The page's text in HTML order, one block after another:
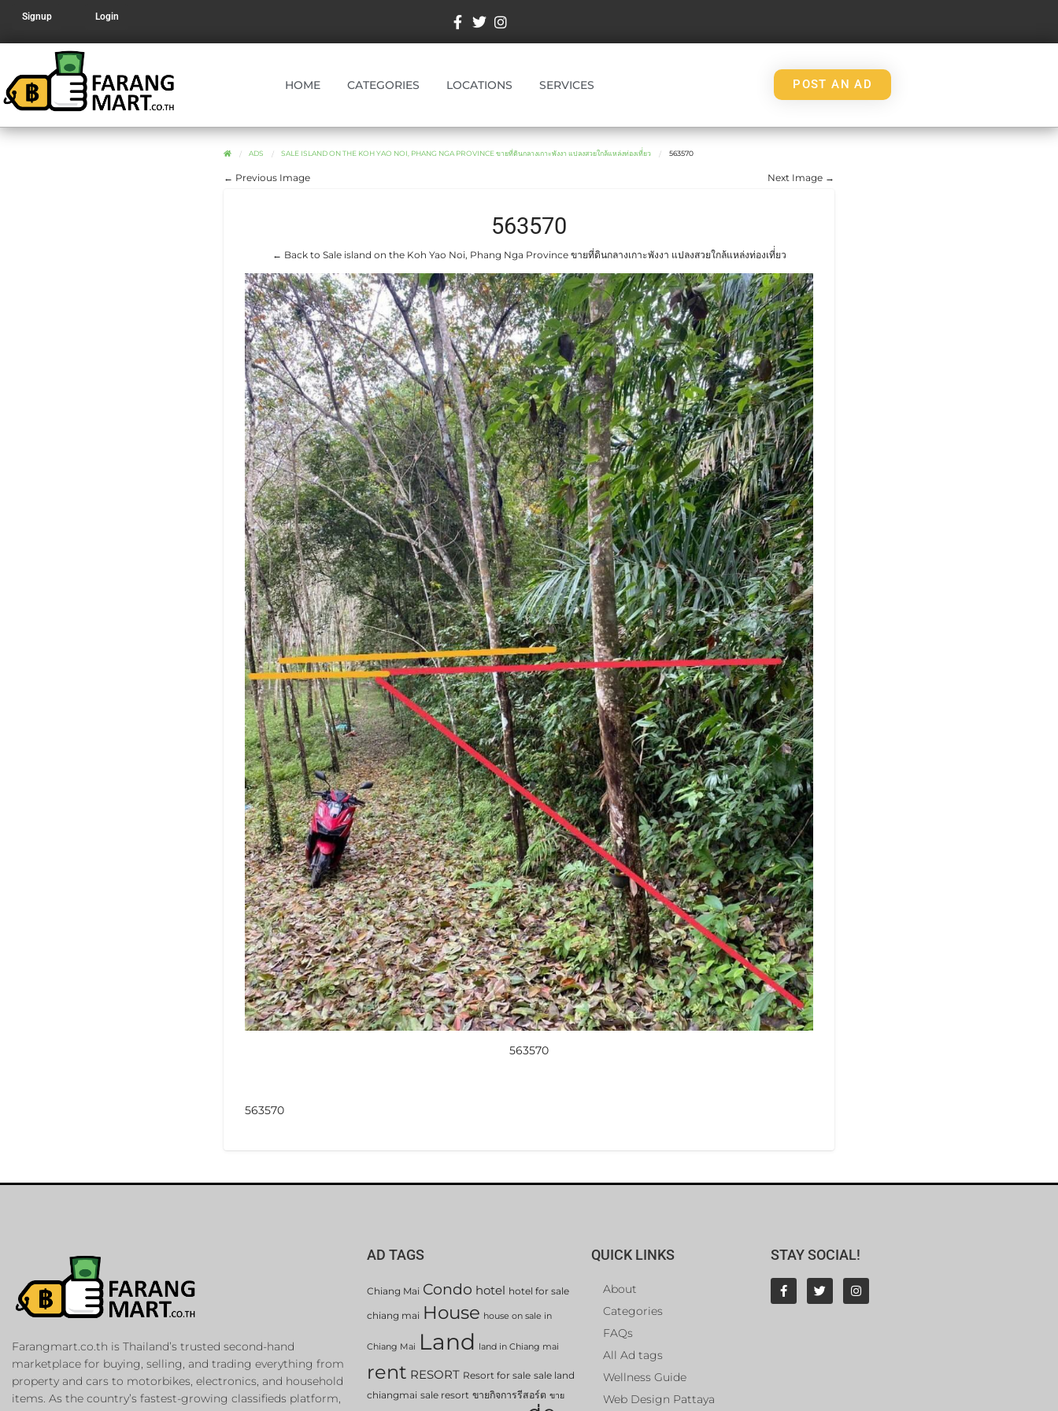
Signup Login
HOME CATEGORIES LOCATIONS SERVICES POST AN AD
ADS SALE ISLAND ON THE KOH YAO NOI, PHANG NGA PROVINCE ขายที่ดินกลางเกาะพังงา แปลงสวยใกล้แหล่งท่องเที่่ยว 563570
← Previous Image Next Image →
563570
← Back to Sale island on the Koh Yao Noi, Phang Nga Province ขายที่ดินกลางเกาะพังงา แปลงสวยใกล้แหล่งท่องเที่่ยว
563570
563570
Farangmart.co.th is Thailand’s trusted second-hand
marketplace for buying, selling, and trading everything from
property and cars to motorbikes, electronics, and household
items. As the country’s fastest-growing classifieds platform,
AD TAGS
Chiang Mai Condo hotel hotel for sale
chiang mai House house on sale in
Chiang Mai Land land in Chiang mai
rent RESORT Resort for sale sale land
chiangmai sale resort ขายกิจการรีสอร์ต ขาย
QUICK LINKS
About
Categories
FAQs
All Ad tags
Wellness Guide
Web Design Pattaya
STAY SOCIAL!